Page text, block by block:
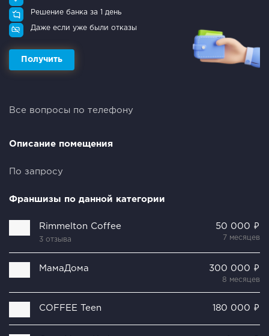
Решение банка за 1 день
Даже если уже были отказы
Получить
Все вопросы по телефону
Описание помещения
По запросу
Франшизы по данной категории
Rimmelton Coffee
3 отзыва
50 000 ₽
7 месяцев
МамаДома 300 000 ₽
8 месяцев
COFFEE Teen 180 000 ₽